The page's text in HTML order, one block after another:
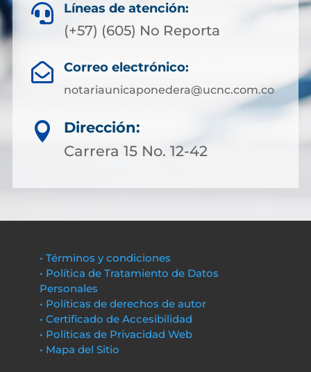
 Líneas de atención:
(+57) (605) No Reporta
 Correo electrónico:
notariaunicaponedera@ucnc.com.co

Dirección:
Carrera 15 No. 12-42
• Términos y condiciones
• Política de Tratamiento de Datos
Personales
• Políticas de derechos de autor
• Certificado de Accesibilidad
• Políticas de Privacidad Web
• Mapa del Sitio